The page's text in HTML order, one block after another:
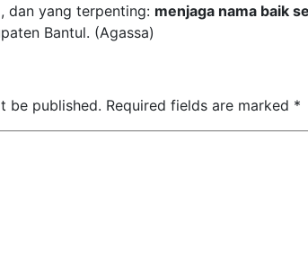
dan yang terpenting: menjaga nama baik
Bantul. (Agassa)
be published. Required fields are marked *